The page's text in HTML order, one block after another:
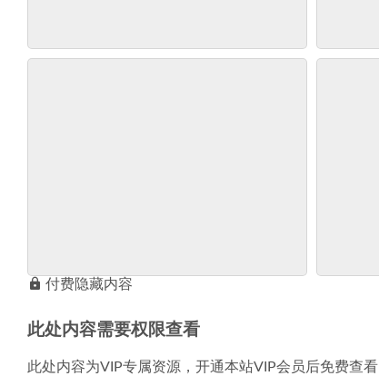
付费隐藏内容
此处内容需要权限查看
此处内容为VIP专属资源，开通本站VIP会员后免费查看